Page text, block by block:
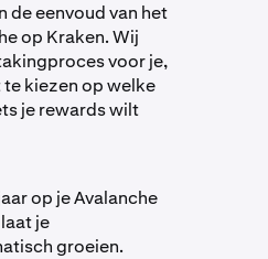
de eenvoud van het
op Kraken. Wij
voor je,
kiezen op welke
je rewards wilt
op je Avalanche
je
groeien.